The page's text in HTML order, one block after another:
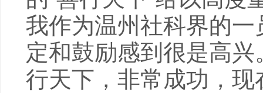
我作为温州社科界的
定和鼓励感到很是高
行天下，非常成功，